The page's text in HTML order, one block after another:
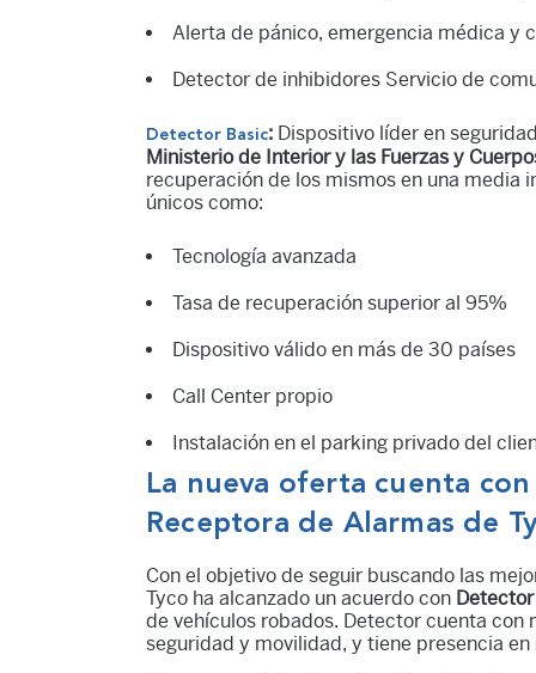
Alerta de pánico, emergencia médica y
Detector de inhibidores Servicio de
Detector Basic: Dispositivo líder en
Ministerio de Interior y las Fuerzas y
recuperación de los mismos en una media
únicos como:
Tecnología avanzada
Tasa de recuperación superior al 95%
Dispositivo válido en más de 30 países
Call Center propio
Instalación en el parking privado del
La nueva oferta cuenta
Receptora de Alarmas de
Con el objetivo de seguir buscando las
Tyco ha alcanzado un acuerdo con Detector
de vehículos robados. Detector cuenta con
seguridad y movilidad, y tiene presencia